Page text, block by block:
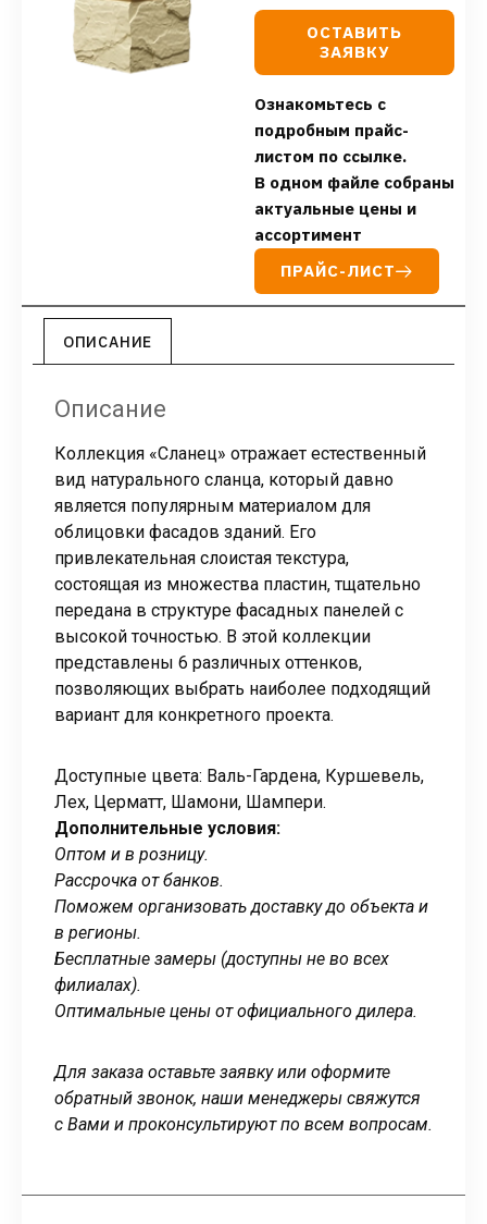
ОСТАВИТЬ
ЗАЯВКУ
Ознакомьтесь с
подробным прайс-
листом по ссылке.
В одном файле собраны
актуальные цены и
ассортимент
ПРАЙС-ЛИСТ
ОПИСАНИЕ
Описание
Коллекция «Сланец» отражает естественный
вид натурального сланца, который давно
является популярным материалом для
облицовки фасадов зданий. Его
привлекательная слоистая текстура,
состоящая из множества пластин, тщательно
передана в структуре фасадных панелей с
высокой точностью. В этой коллекции
представлены 6 различных оттенков,
позволяющих выбрать наиболее подходящий
вариант для конкретного проекта.
Доступные цвета: Валь-Гардена, Куршевель,
Лех, Церматт, Шамони, Шампери.
Дополнительные условия:
Оптом и в розницу.
Рассрочка от банков.
Поможем организовать доставку до объекта и
в регионы.
Бесплатные замеры (доступны не во всех
филиалах).
Оптимальные цены от официального дилера.
Для заказа оставьте заявку или оформите
обратный звонок, наши менеджеры свяжутся
с Вами и проконсультируют по всем вопросам.